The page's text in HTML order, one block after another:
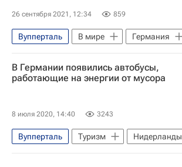
26 сентября 2021, 12:34 859
Вупперталь В мире
Германия
Ангела Меркель
Северный Рейн-Вестфалия
В Германии появились автобусы,
работающие на энергии от мусора
8 июля 2020, 14:40 3243
Вупперталь Туризм
Нидерланды
Германия
Евросоюз